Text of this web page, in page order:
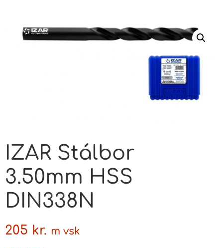
IZAR Stálbor
3.50mm HSS
DIN338N
205 kr. m vsk